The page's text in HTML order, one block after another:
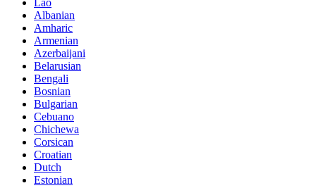
Lao
Albanian
Amharic
Armenian
Azerbaijani
Belarusian
Bengali
Bosnian
Bulgarian
Cebuano
Chichewa
Corsican
Croatian
Dutch
Estonian